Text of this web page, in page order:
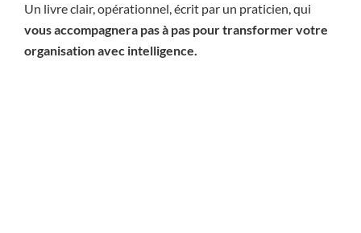
Un livre clair, opérationnel, écrit par un praticien, qui
vous accompagnera pas à pas pour transformer votre
organisation avec intelligence.